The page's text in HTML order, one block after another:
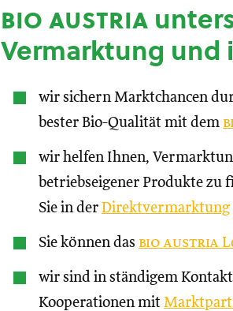
bio austria
Vermarktung und
wir sichern Marktchancen
bester Bio-Qualität mit dem
wir helfen Ihnen,
betriebseigener Produkte zu
Sie in der Direktvermarktung
Sie können das bio austria
wir sind in ständigem
Kooperationen mit